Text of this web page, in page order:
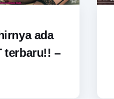
ada
terbaru!! –